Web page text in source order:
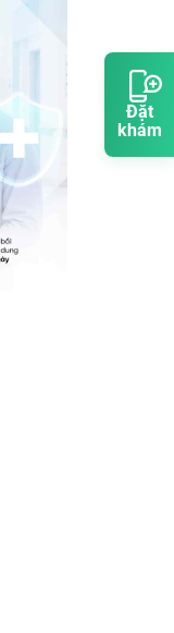
Đặt
khám